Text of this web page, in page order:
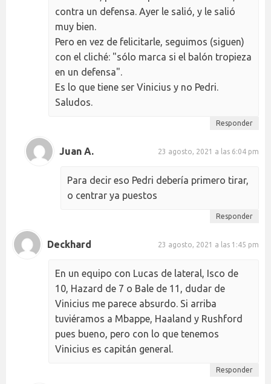
contra un defensa. Ayer le salió, y le salió
muy bien.
Pero en vez de felicitarle, seguimos (siguen)
con el cliché: "sólo marca si el balón tropieza
en un defensa".
Es lo que tiene ser Vinicius y no Pedri.
Saludos.
Responder
Juan A. 23 agosto, 2021 a las 6:04 pm
Para decir eso Pedri debería primero tirar,
o centrar ya puestos
Responder
Deckhard 23 agosto, 2021 a las 1:45 pm
En un equipo con Lucas de lateral, Isco de
10, Hazard de 7 o Bale de 11, dudar de
Vinicius me parece absurdo. Si arriba
tuviéramos a Mbappe, Haaland y Rushford
pues bueno, pero con lo que tenemos
Vinicius es capitán general.
Responder